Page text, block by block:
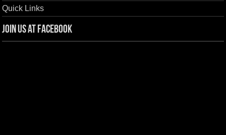
Quick Links
Join us at Facebook